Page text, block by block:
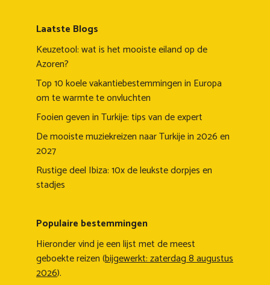
Laatste Blogs
Keuzetool: wat is het mooiste eiland op de
Azoren?
Top 10 koele vakantiebestemmingen in Europa
om te warmte te onvluchten
Fooien geven in Turkije: tips van de expert
De mooiste muziekreizen naar Turkije in 2026 en
2027
Rustige deel Ibiza: 10x de leukste dorpjes en
stadjes
Populaire bestemmingen
Hieronder vind je een lijst met de meest
geboekte reizen (bijgewerkt: zaterdag 8 augustus
2026).